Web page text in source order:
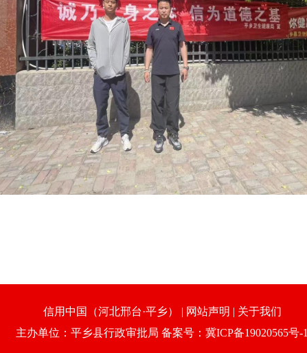
信用中国（河北邢台·平乡） | 网站声明 | 关于我们
主办单位：平乡县行政审批局 备案号：冀ICP备19020565号-1